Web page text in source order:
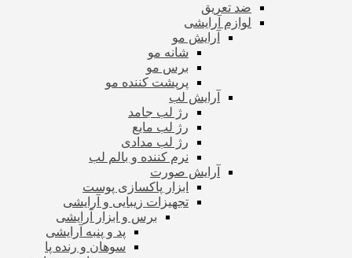
ضد تعریق
لوازم آرایشی
آرایش مو
شانه مو
برس مو
پرپشت کننده مو
آرایش لب
رژ لب جامد
رژ لب مایع
رژ لب مدادی
نرم کننده و بالم لب
آرایش صورت
ابزار پاکسازی پوست
تجهیزات زیبایی و آرایشی
برس و ابزار آرایشی
پد و پنبه آرایشی
سوهان و رنده پا